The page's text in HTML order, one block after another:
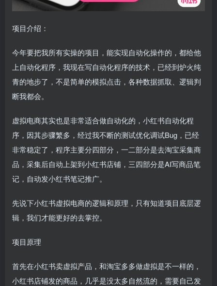
项目介绍：
今年要把我所有实操的项目，能实现自动化操作的，都给他
上自动化程序，我现在写自动化程序的技术，已经到炉火纯
青的地步了，不是简单的模拟点击，各种数据抓取、逻辑判
断我都会。
虚拟电商其实也是非常适合做自动化的，小红书自动化程
序，因其步骤繁多，经过我不断的测试优化调试Bug，已经
非常稳定了，程序主要分四部分，一二部分是去淘宝采集商
品，采集后自动上架到小红书店铺，三四部分是AI写商品笔
记，自动发小红书笔记推广。
先说下小红书虚拟电商的逻辑和原理，只有知道项目底层逻
辑，我们才能更好的去掌控。
项目原理
首先在小红书卖虚拟产品，和淘宝多多做虚拟是不一样的，
小红书店铺发的商品，几乎是没太多自然流的，需要自己发